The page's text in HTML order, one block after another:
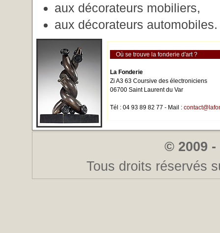
aux décorateurs mobiliers,
aux décorateurs automobiles.
Où se trouve la fonderie d'art ?
La Fonderie
Zi A3 63 Coursive des électroniciens
06700 Saint Laurent du Var
Tél : 04 93 89 82 77 - Mail :
© 2009
Tous droits réservés